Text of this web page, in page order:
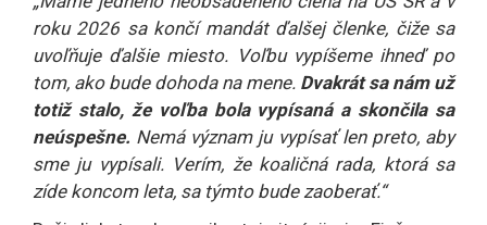
roku 2026 sa končí mandát ďalšej členke, čiže sa
uvoľňuje ďalšie miesto. Voľbu vypíšeme ihneď po
tom, ako bude dohoda na mene. Dvakrát sa nám už
totiž stalo, že voľba bola vypísaná a skončila sa
neúspešne. Nemá význam ju vypísať len preto, aby
sme ju vypísali. Verím, že koaličná rada, ktorá sa
zíde koncom leta, sa týmto bude zaoberať.“